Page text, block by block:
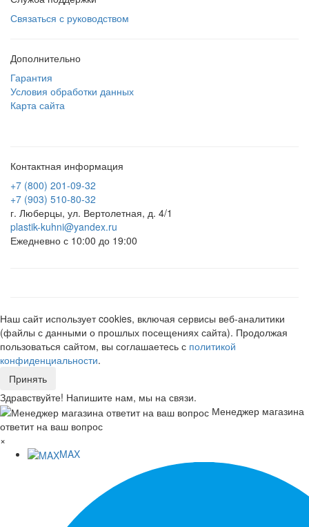
Связаться с руководством
Дополнительно
Гарантия
Условия обработки данных
Карта сайта
Контактная информация
+7 (800) 201-09-32
+7 (903) 510-80-32
г. Люберцы, ул. Вертолетная, д. 4/1
plastik-kuhni@yandex.ru
Ежедневно с 10:00 до 19:00
Наш сайт использует cookies, включая сервисы веб-аналитики
(файлы с данными о прошлых посещениях сайта). Продолжая
пользоваться сайтом, вы соглашаетесь с политикой
конфиденциальности.
Принять
Здравствуйте! Напишите нам, мы на связи.
Менеджер магазина
ответит на ваш вопрос
×
MAX